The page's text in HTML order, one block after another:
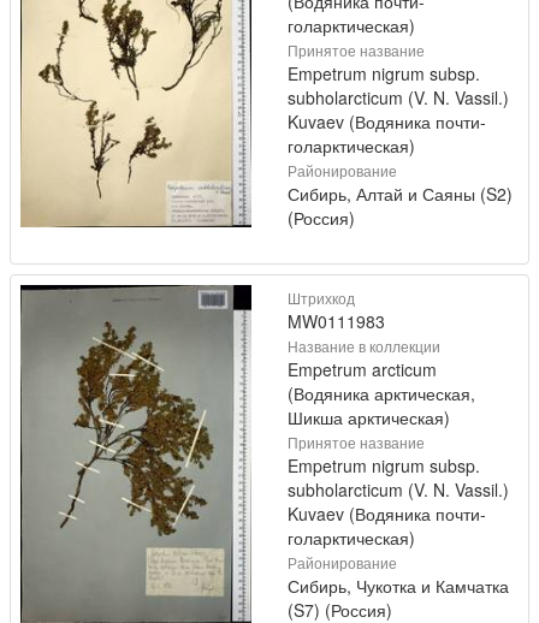
голарктическая)
Принятое название
Empetrum nigrum subsp.
subholarcticum (V. N. Vassil.)
Kuvaev (Водяника почти-
голарктическая)
Районирование
Сибирь, Алтай и Саяны (S2)
(Россия)
Штрихкод
MW0111983
Название в коллекции
Empetrum arcticum
(Водяника арктическая,
Шикша арктическая)
Принятое название
Empetrum nigrum subsp.
subholarcticum (V. N. Vassil.)
Kuvaev (Водяника почти-
голарктическая)
Районирование
Сибирь, Чукотка и Камчатка
(S7) (Россия)